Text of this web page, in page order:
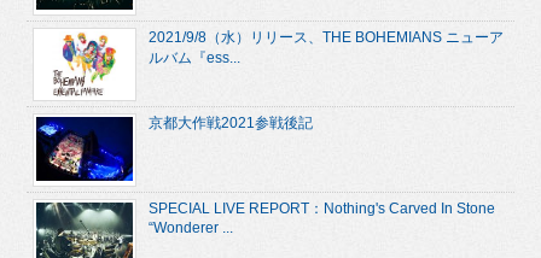
2021/9/8（水）リリース、THE BOHEMIANS ニューア
ルバム『ess...
京都大作戦2021参戦後記
SPECIAL LIVE REPORT：Nothing's Carved In Stone
“Wonderer ...